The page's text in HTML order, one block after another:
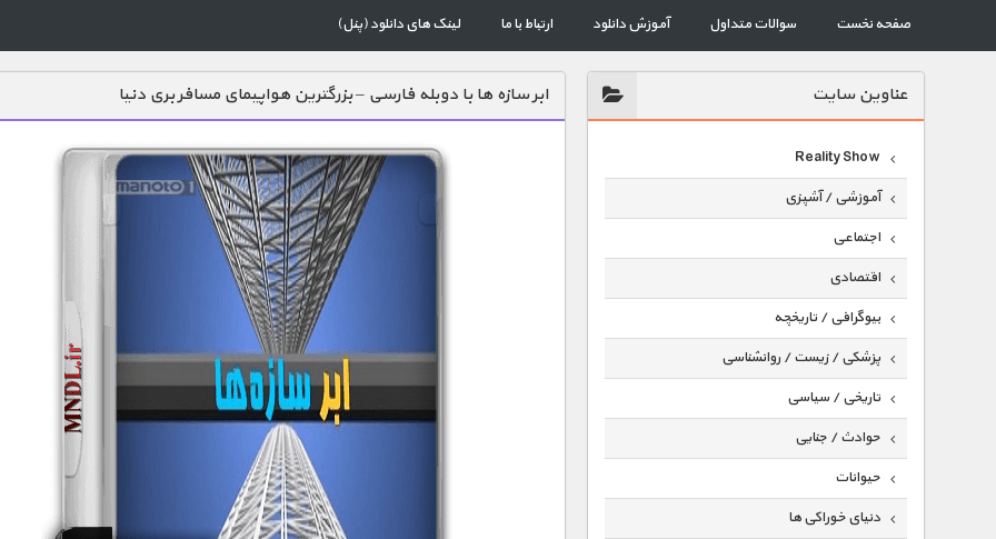
صفحه نخست سوالات متداول آموزش دانلود ارتباط با ما لینک های دانلود (پنل)
عناوين سايت
Reality Show
آموزشی / آشپزی
اجتماعی
اقتصادی
بیوگرافی / تاریخچه
پزشکی / زیست / روانشناسی
تاریخی / سیاسی
حوادث / جنایی
حیوانات
دنیای خوراکی ها
ابر سازه ها با دوبله فارسی – بزرگترین هواپیمای مسافر بری دنیا